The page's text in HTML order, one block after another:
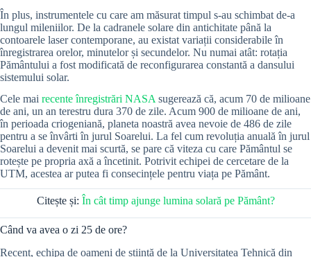
În plus, instrumentele cu care am măsurat timpul s-au schimbat de-a
lungul mileniilor. De la cadranele solare din antichitate până la
contoarele laser contemporane, au existat variații considerabile în
înregistrarea orelor, minutelor și secundelor. Nu numai atât: rotația
Pământului a fost modificată de reconfigurarea constantă a dansului
sistemului solar.
Cele mai recente înregistrări NASA sugerează că, acum 70 de milioane
de ani, un an terestru dura 370 de zile. Acum 900 de milioane de ani,
în perioada criogeniană, planeta noastră avea nevoie de 486 de zile
pentru a se învârti în jurul Soarelui. La fel cum revoluția anuală în jurul
Soarelui a devenit mai scurtă, se pare că viteza cu care Pământul se
rotește pe propria axă a încetinit. Potrivit echipei de cercetare de la
UTM, acestea ar putea fi consecințele pentru viața pe Pământ.
Citește și: În cât timp ajunge lumina solară pe Pământ?
Când va avea o zi 25 de ore?
Recent, echipa de oameni de știință de la Universitatea Tehnică din